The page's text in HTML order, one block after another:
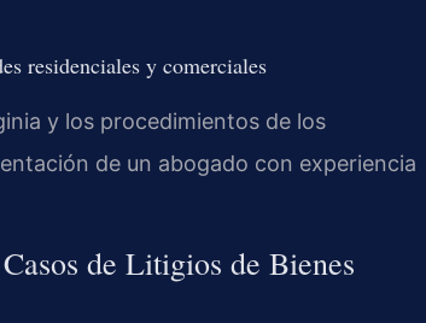
residenciales y comerciales
y los procedimientos de los
de un abogado con experiencia
de Litigios de Bienes